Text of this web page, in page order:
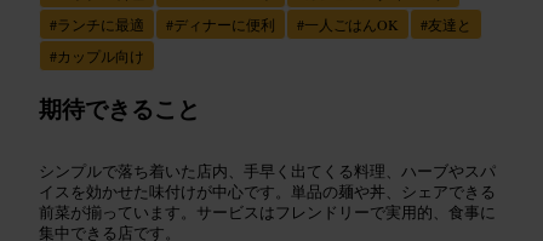
#ランチに最適 #ディナーに便利 #一人ごはんOK #友達と
#カップル向け
期待できること
シンプルで落ち着いた店内、手早く出てくる料理、ハーブやスパ
イスを効かせた味付けが中心です。単品の麺や丼、シェアできる
前菜が揃っています。サービスはフレンドリーで実用的、食事に
集中できる店です。